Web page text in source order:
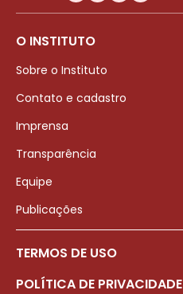
O INSTITUTO
Sobre o Instituto
Contato e cadastro
Imprensa
Transparência
Equipe
Publicações
TERMOS DE USO
POLÍTICA DE PRIVACIDADE